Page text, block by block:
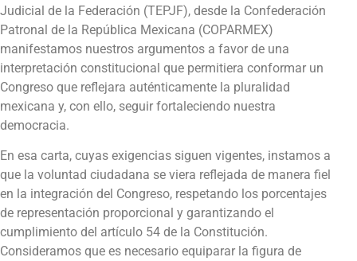
Judicial de la Federación (TEPJF), desde la Confederación
Patronal de la República Mexicana (COPARMEX)
manifestamos nuestros argumentos a favor de una
interpretación constitucional que permitiera conformar un
Congreso que reflejara auténticamente la pluralidad
mexicana y, con ello, seguir fortaleciendo nuestra
democracia.
En esa carta, cuyas exigencias siguen vigentes, instamos a
que la voluntad ciudadana se viera reflejada de manera fiel
en la integración del Congreso, respetando los porcentajes
de representación proporcional y garantizando el
cumplimiento del artículo 54 de la Constitución.
Consideramos que es necesario equiparar la figura de